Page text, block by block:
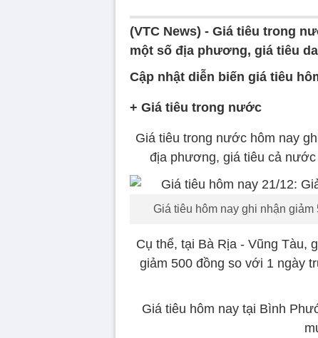
(VTC News) - Giá tiêu trong
một số địa phương, giá tiêu
Cập nhật diễn biến giá tiêu
+ Giá tiêu trong nước
Giá tiêu trong nước hôm nay
địa phương, giá tiêu cả
Giá tiêu hôm nay ghi nhận
Cụ thể, tại Bà Rịa - Vũng Tàu,
giảm 500 đồng so với 1 ngày
Giá tiêu hôm nay tại Bình